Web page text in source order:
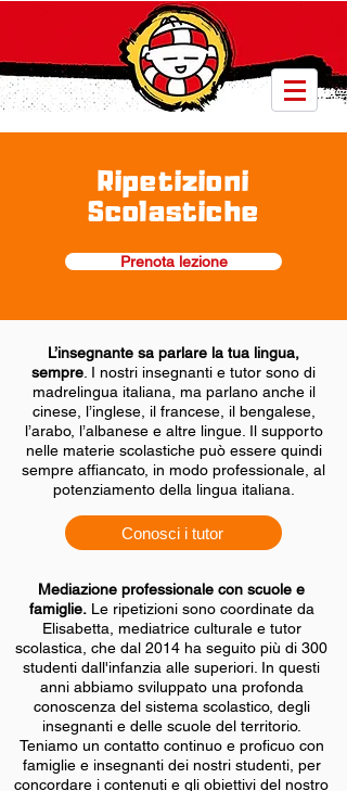
Ripetizioni
Scolastiche
Prenota lezione
L’insegnante sa parlare la tua lingua,
sempre . I nostri insegnanti e tutor sono di
madrelingua italiana, ma parlano anche il
cinese, l’inglese, il francese, il bengalese,
l’arabo, l’albanese e altre lingue. Il supporto
nelle materie scolastiche può essere quindi
sempre affiancato, in modo professionale, al
potenziamento della lingua italiana.
Conosci i tutor
Mediazione professionale con scuole e
famiglie.Le ripetizioni sono coordinate da
Elisabetta, mediatrice culturale e tutor
scolastica, che dal 2014 ha seguito più di 300
studenti dall'infanzia alle superiori. In questi
anni abbiamo sviluppato una profonda
conoscenza del sistema scolastico, degli
insegnanti e delle scuole del territorio.
Teniamo un contatto continuo e proficuo con
famiglie e insegnanti dei nostri studenti, per
concordare i contenuti e gli obiettivi del nostro